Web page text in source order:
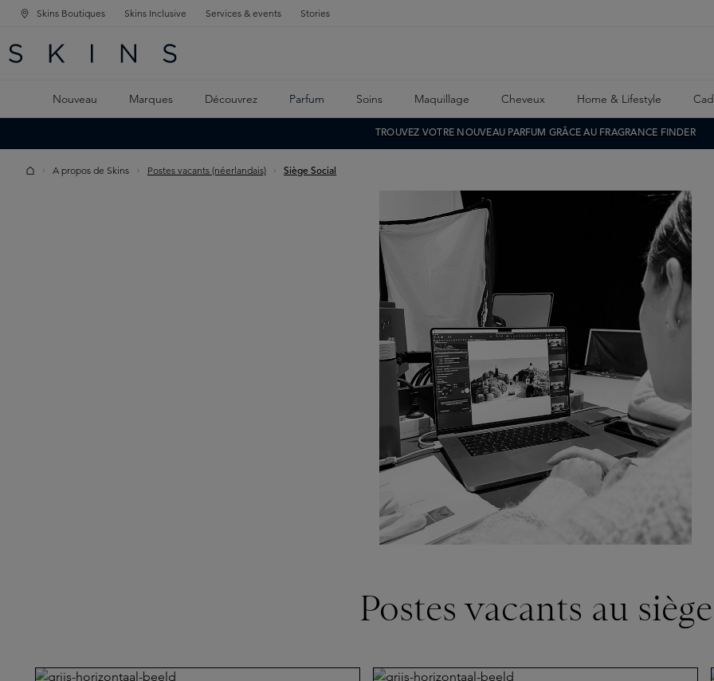
PRINCIPALE
CONTENU PRINCIPAL
Skins Boutiques Skins Inclusive Services & events Stories
Nouveau Marques Découvrez Parfum Soins Maquillage Cheveux Home & Lifestyle
TROUVEZ VOTRE NOUVEAU PARFUM GRÂCE AU FRAGRANCE FINDER
A propos de Skins Postes vacants (néerlandais) Siège Social
Postes vacants au siège